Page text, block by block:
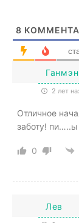
8
Ганмэн
2 лет
Отличное
заботу! пи…..ы
0
Лев